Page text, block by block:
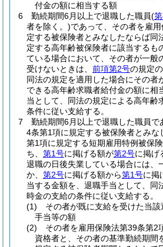
付金の額に相当する額
6
勤続期間6月以上で退職した職員(
者を除く。)であって、その者を雇
定する被保険者とみなしたならば同
定する高年齢被保険者に該当するも
ている場合において、その者が一般
受けないときは、 前項第2号の規定
同法の規定を適用した場合にその者
できる高年齢求職者給付金の額に相
当として、同法の規定による高年齢
条件に従い支給する。
7
勤続期間6月以上で退職した職員で
4条第1項に規定する被保険者とみな
第1項に規定する短期雇用特例被保
ち、 第1号に掲げる額が第2号に掲げ
退職の日後失業している場合には、
か、 第2号に掲げる額から第1号に掲
当する金額を、退職手当として、同
時金の支給の条件に従い支給する。
(1)
その者が既に支給を受けた当
手当等の額
(2)
その者を雇用保険法第39条第2
資格者と、その者の基準勤続期間